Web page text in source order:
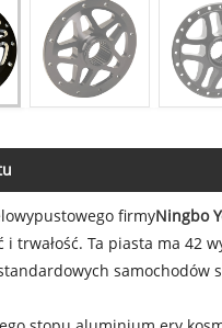
firmyNingbo
i trwałość. Ta piasta ma 42
samochodów